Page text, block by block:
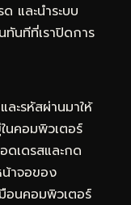
และนำระบบ
ทันทีที่เราปิดการ
ละรหัสผ่านมาให้
นคอมพิวเตอร์
ดเดรสและกด
าจอของ
มือนคอมพิวเตอร์